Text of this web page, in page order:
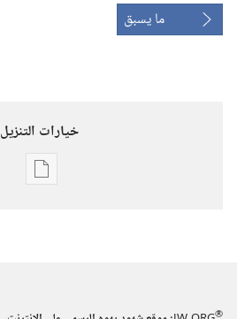
ما يسبق
خيارات التنزيل
خيارات
®